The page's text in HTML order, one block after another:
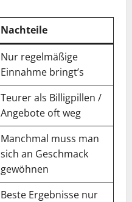
Nachteile
Nur regelmäßige
Einnahme bringt’s
Teurer als Billigpillen /
Angebote oft weg
Manchmal muss man
sich an Geschmack
gewöhnen
Beste Ergebnisse nur